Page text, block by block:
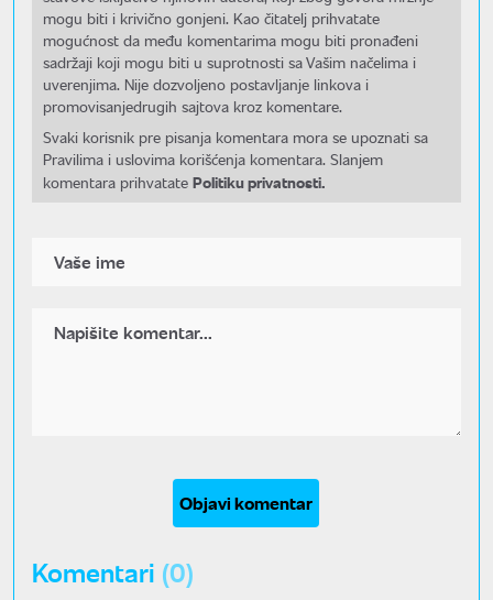
mogu biti i krivično gonjeni. Kao čitatelj prihvatate
mogućnost da među komentarima mogu biti pronađeni
sadržaji koji mogu biti u suprotnosti sa Vašim načelima i
uverenjima. Nije dozvoljeno postavljanje linkova i
promovisanjedrugih sajtova kroz komentare.
Svaki korisnik pre pisanja komentara mora se upoznati sa
Pravilima i uslovima korišćenja komentara. Slanjem
komentara prihvatate Politiku privatnosti.
Objavi komentar
Komentari (0)